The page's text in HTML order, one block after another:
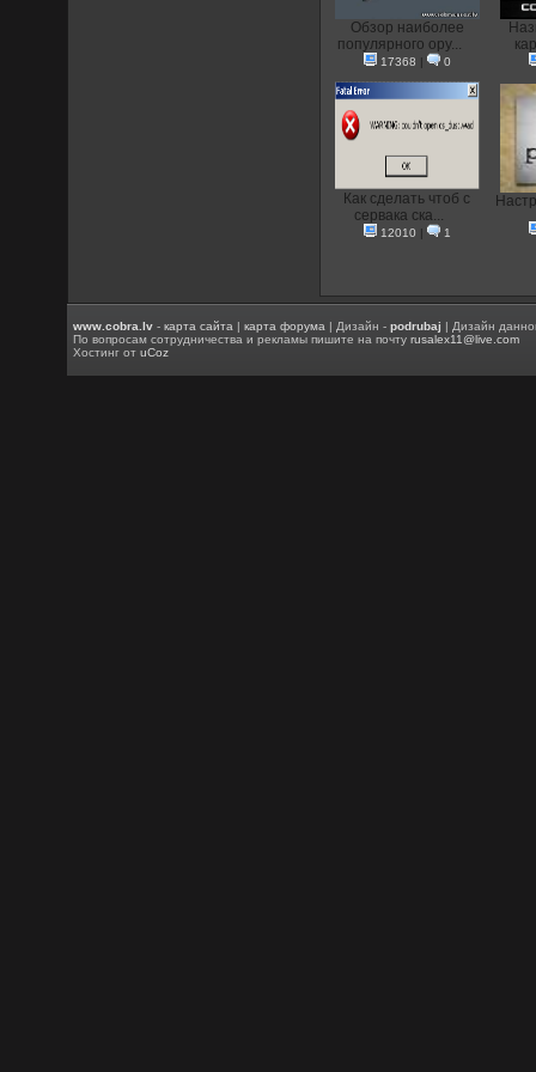
Обзор наиболее
популярного ору...
17368 | 0
Как сделать чтоб с
сервака ска...
12010 | 1
www.cobra.lv -карта сайта |карта форума | Дизайн -podrubaj | Дизайн
По вопросам сотрудничества и рекламы пишите на почтуrusalex11@live.com
Хостинг отuCoz